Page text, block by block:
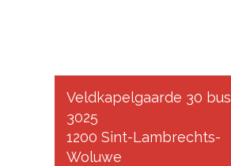
Veldkapelgaarde 30 bus
3025
1200 Sint-Lambrechts-
Woluwe